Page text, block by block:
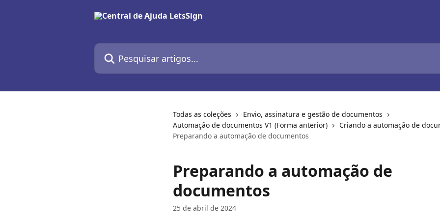
Pesquisar artigos...
Todas as coleções
Envio, assinatura e gestão de documentos
Automação de documentos V1 (Forma anterior)
Criando a automação de
Preparando a automação de documentos
Preparando a automação de
documentos
25 de abril de 2024